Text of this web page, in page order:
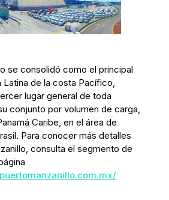
se consolidó como el principal
de la costa Pacífico,
lugar general de toda
conjunto por volumen de carga,
Caribe, en el área de
Para conocer más detalles
consulta el segmento de